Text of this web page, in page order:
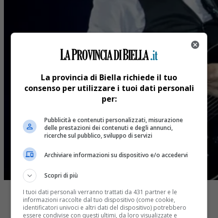
La provincia di Biella richiede il tuo
consenso per utilizzare i tuoi dati personali
per:
Pubblicità e contenuti personalizzati, misurazione
delle prestazioni dei contenuti e degli annunci,
ricerche sul pubblico, sviluppo di servizi
Archiviare informazioni su dispositivo e/o accedervi
Scopri di più
I tuoi dati personali verranno trattati da 431 partner e le
informazioni raccolte dal tuo dispositivo (come cookie,
identificatori univoci e altri dati del dispositivo) potrebbero
essere condivise con questi ultimi, da loro visualizzate e